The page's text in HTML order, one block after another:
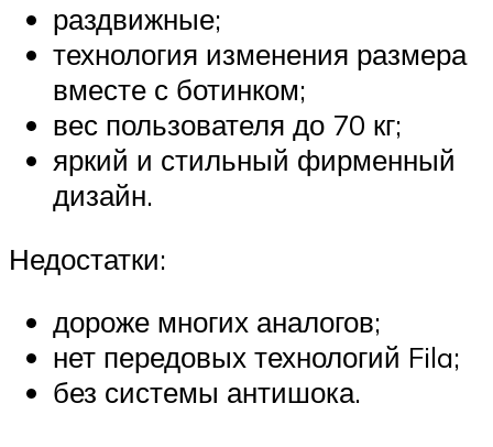
раздвижные;
технология изменения размера
вместе с ботинком;
вес пользователя до 70 кг;
яркий и стильный фирменный
дизайн.
Недостатки:
дороже многих аналогов;
нет передовых технологий Fila;
без системы антишока.